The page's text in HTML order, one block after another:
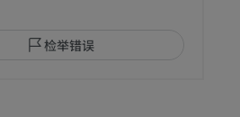
检举错误